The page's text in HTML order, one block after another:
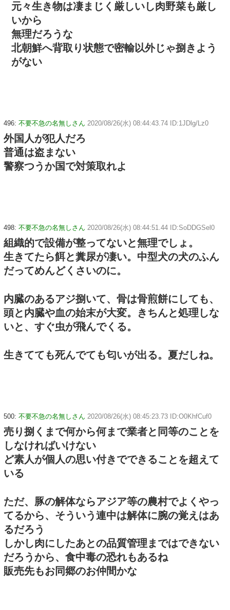
元々生き物は凄まじく厳しいし肉野菜も厳し
いから
無理だろうな
北朝鮮へ背取り状態で密輸以外じゃ捌きよう
がない
496: 不要不急の名無しさん 2020/08/26(水) 08:44:43.74 ID:1JDlg/Lz0
外国人が犯人だろ
普通は盗まない
警察つうか国で対策取れよ
498: 不要不急の名無しさん 2020/08/26(水) 08:44:51.44 ID:SoDDGSel0
組織的で設備が整ってないと無理でしょ。
生きてたら餌と糞尿が凄い。中型犬の犬のふん
だってめんどくさいのに。
内臓のあるアジ捌いて、骨は骨煎餅にしても、
頭と内臓や血の始末が大変。きちんと処理しな
いと、すぐ虫が飛んでくる。
生きてても死んでても匂いが出る。夏だしね。
500: 不要不急の名無しさん 2020/08/26(水) 08:45:23.73 ID:O0KhfCuf0
売り捌くまで何から何まで業者と同等のことを
しなければいけない
ど素人が個人の思い付きでできることを超えて
いる
ただ、豚の解体ならアジア等の農村でよくやっ
てるから、そういう連中は解体に腕の覚えはあ
るだろう
しかし肉にしたあとの品質管理まではできない
だろうから、食中毒の恐れもあるね
販売先もお同郷のお仲間かな